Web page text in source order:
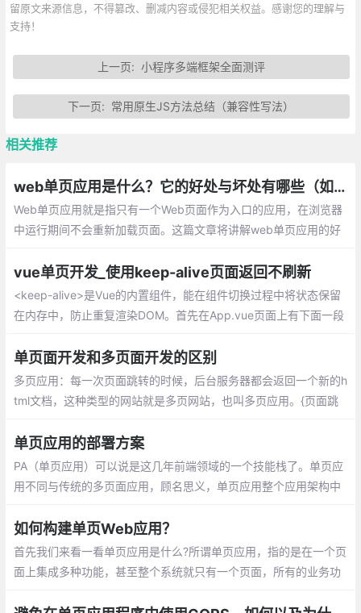
留原文来源信息，不得篡改、删减内容或侵犯相关权益。感谢您的理解与
支持！
上一页: 小程序多端框架全面测评
下一页: 常用原生JS方法总结（兼容性写法）
相关推荐
web单页应用是什么？它的好处与坏处有哪些（如何解决这些缺点）
Web单页应用就是指只有一个Web页面作为入口的应用，在浏览器
中运行期间不会重新加载页面。这篇文章将讲解web单页应用的好
vue单页开发_使用keep-alive页面返回不刷新
<keep-alive>是Vue的内置组件，能在组件切换过程中将状态保留
在内存中，防止重复渲染DOM。首先在App.vue页面上有下面一段
单页面开发和多页面开发的区别
多页应用：每一次页面跳转的时候，后台服务器都会返回一个新的h
tml文档，这种类型的网站就是多页网站，也叫多页应用。{页面跳
tml文件，刷新点击一下会切换到其他组件
单页应用的部署方案
PA（单页应用）可以说是这几年前端领域的一个技能栈了。单页应
用不同与传统的多页面应用，顾名思义，单页应用整个应用架构中
实现前端路由，从而实现了前后端的解耦，或者前后端分离
如何构建单页Web应用？
首先我们来看一看单页应用是什么?所谓单页应用，指的是在一个页
面上集成多种功能，甚至整个系统就只有一个页面，所有的业务功